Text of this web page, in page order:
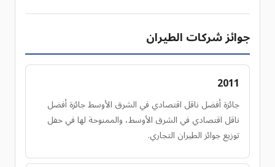
جوائز شركات الطيران
2011
جائزة أفضل ناقل اقتصادي في الشرق الأوسط جائزة أفضل
ناقل اقتصادي في الشرق الأوسط، والممنوحة لها في حفل
توزيع جوائز الطيران التجاري.